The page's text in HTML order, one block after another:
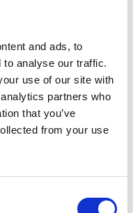
and ads, to
to analyse our traffic.
use of our site with
partners who
that you’ve
from your use